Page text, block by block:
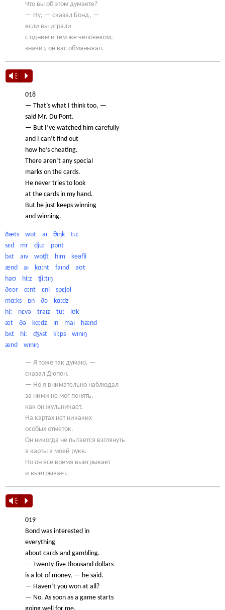
Что вы об этом думаете?
— Ну, — сказал Бонд, —
если вы играли
с одним и тем же человеком,
значит, он вас обманывал.
Vm P
018
— That’s what I think too, —
said Mr. Du Pont.
— But I’ve watched him carefully
and I can’t find out
how he’s cheating.
There aren’t any special
marks on the cards.
He never tries to look
at the cards in my hand.
But he just keeps winning
and winning.
ðæts wɒt aɪ θɪŋk tuː
sɛd mr djuː pɒnt
bʌt aɪv wɒʧt hɪm keəfli
ænd aɪ kɑːnt faɪnd aʊt
haʊ hiːz ʧiːtɪŋ
ðeər ɑːnt ɛni spɛʃəl
mɑːks ɒn ðə kɑːdz
hiː nɛvə traɪz tuː lʊk
æt ðə kɑːdz ɪn maɪ hænd
bʌt hiː ʤʌst kiːps wɪnɪŋ
ænd wɪnɪŋ
— Я тоже так думаю, —
сказал Дюпон.
— Но я внимательно наблюдал
за ними не мог понять,
как он жульничает.
На картах нет никаких
особых отметок.
Он никогда не пытается взглянуть
в карты в моей руке.
Но он все время выигрывает
и выигрывает.
Vm P
019
Bond was interested in
everything
about cards and gambling.
— Twenty-five thousand dollars
is a lot of money, — he said.
— Haven’t you won at all?
— No. As soon as a game starts
going well for me,